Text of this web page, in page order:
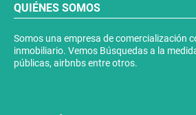
QUIÉNES SOMOS
Somos una empresa de comercialización
inmobiliario. Vemos Búsquedas a la
públicas, airbnbs entre otros.